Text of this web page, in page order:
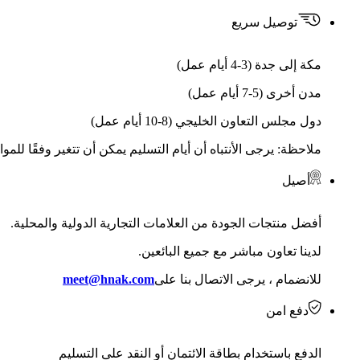
توصيل سريع
مكة إلى جدة (3-4 أيام عمل)
مدن أخرى (5-7 أيام عمل)
دول مجلس التعاون الخليجي (8-10 أيام عمل)
ملاحظة: يرجى الأنتباه أن أيام التسليم يمكن أن تتغير وفقًا
أصيل
أفضل منتجات الجودة من العلامات التجارية الدولية والمحلية.
لدينا تعاون مباشر مع جميع البائعين.
للانضمام ، يرجى الاتصال بنا علىmeet@hnak.com
دفع امن
الدفع باستخدام بطاقة الائتمان أو النقد على التسليم